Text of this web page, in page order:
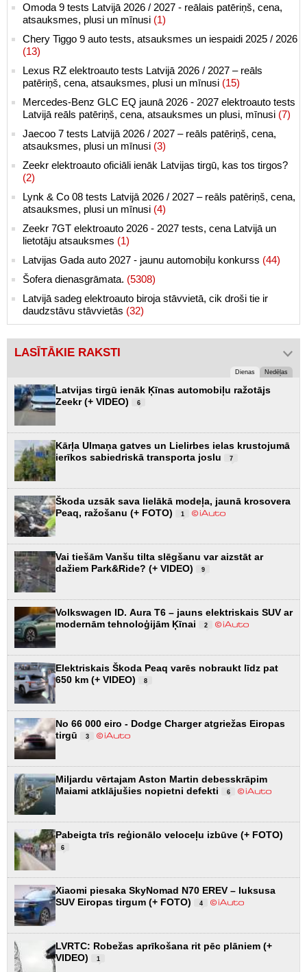
Omoda 9 tests Latvijā 2026 / 2027 - reālais patēriņš, cena,
atsauksmes, plusi un mīnusi (1)
Chery Tiggo 9 auto tests, atsauksmes un iespaidi 2025 / 2026
(13)
Lexus RZ elektroauto tests Latvijā 2026 / 2027 – reāls
patēriņš, cena, atsauksmes, plusi un mīnusi (15)
Mercedes-Benz GLC EQ jaunā 2026 - 2027 elektroauto tests
Latvijā reāls patēriņš, cena, atsauksmes un plusi, mīnusi (7)
Jaecoo 7 tests Latvijā 2026 / 2027 – reāls patēriņš, cena,
atsauksmes, plusi un mīnusi (3)
Zeekr elektroauto oficiāli ienāk Latvijas tirgū, kas tos tirgos?
(2)
Lynk & Co 08 tests Latvijā 2026 / 2027 – reāls patēriņš, cena,
atsauksmes, plusi un mīnusi (4)
Zeekr 7GT elektroauto 2026 - 2027 tests, cena Latvijā un
lietotāju atsauksmes (1)
Latvijas Gada auto 2027 - jaunu automobiļu konkurss (44)
Šofera dienasgrāmata. (5308)
Latvijā sadeg elektroauto biroja stāvvietā, cik droši tie ir
daudzstāvu stāvvietās (32)
LASĪTĀKIE RAKSTI
Dienas Nedēļas
Latvijas tirgū ienāk Ķīnas automobiļu ražotājs
Zeekr (+ VIDEO)
6
Kārļa Ulmaņa gatves un Lielirbes ielas krustojumā
ierīkos sabiedriskā transporta joslu
7
Škoda uzsāk sava lielākā modeļa, jaunā krosovera
Peaq, ražošanu (+ FOTO)
1
Vai tiešām Vanšu tilta slēgšanu var aizstāt ar
dažiem Park&Ride? (+ VIDEO)
9
Volkswagen ID. Aura T6 – jauns elektriskais SUV ar
modernām tehnoloģijām Ķīnai
2
Elektriskais Škoda Peaq varēs nobraukt līdz pat
650 km (+ VIDEO)
8
No 66 000 eiro - Dodge Charger atgriežas Eiropas
tirgū
3
Miljardu vērtajam Aston Martin debesskrāpim
Maiami atklājušies nopietni defekti
6
Pabeigta trīs reģionālo veloceļu izbūve (+ FOTO)
6
Xiaomi piesaka SkyNomad N70 EREV – luksusa
SUV Eiropas tirgum (+ FOTO)
4
LVRTC: Robežas aprīkošana rit pēc plāniem (+
VIDEO)
1